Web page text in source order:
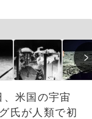
米国の宇宙
氏が人類で初